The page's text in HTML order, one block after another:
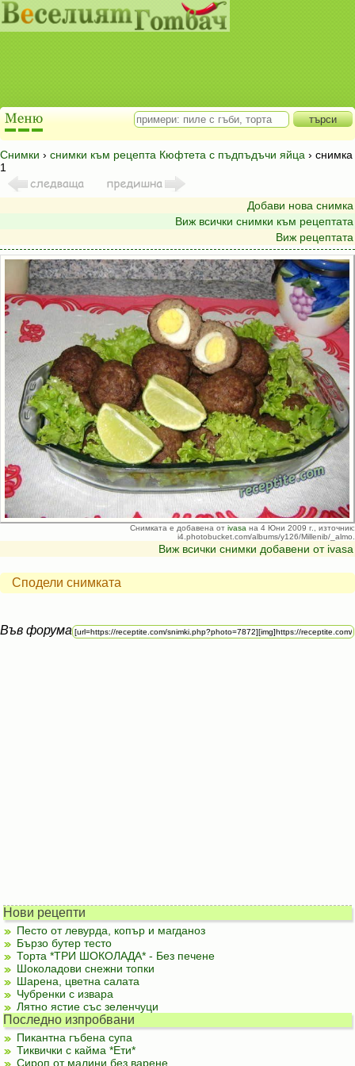
Снимки › снимки към рецепта Кюфтета с пъдпъдъчи яйца › снимка
1
Добави нова снимка
Виж всички снимки към рецептата
Виж рецептата
Снимката е добавена от ivasa на 4 Юни 2009 г., източник:
i4.photobucket.com/albums/y126/Millenib/_almo.
Виж всички снимки добавени от ivasa
Сподели снимката
Във форума
Нови рецепти
Песто от левурда, копър и магданоз
Бързо бутер тесто
Торта *ТРИ ШОКОЛАДА* - Без печене
Шоколадови снежни топки
Шарена, цветна салата
Чубренки с извара
Лятно ястие със зеленчуци
Последно изпробвани
Пикантна гъбена супа
Тиквички с кайма *Ети*
Сироп от малини без варене